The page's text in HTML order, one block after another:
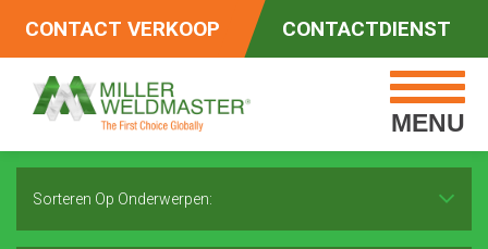
CONTACT VERKOOP CONTACTDIENST
MENU
Sorteren Op Onderwerpen: